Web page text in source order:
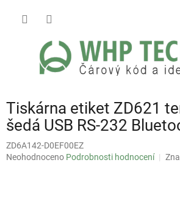
Tiskárna etiket ZD621
šedá USB RS-232
ZD6A142-D0EF00EZ
Průměrné
Neohodnoceno Podrobnosti hodnocení